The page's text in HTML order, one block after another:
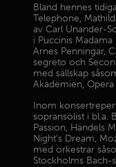
Bland hennes
Telephone,
av Carl Unander-
i Puccinis
Arnes Penningar,
segreto och
med sällskap
Akademien,
Inom
sopransolist i bl.a.
Passion, Händels
Night’s Dream,
med orkestrar
Stockholms Bach-